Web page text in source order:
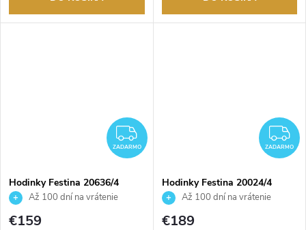
ZADARMO
ZADARMO
Hodinky Festina 20636/4
Až 100 dní na vrátenie
tovaru. Autorizovaný predajca.
€159
ZADARMO
Hodinky Festina 20024/4
Až 100 dní na vrátenie
tovaru. Autorizovaný predajca.
€189